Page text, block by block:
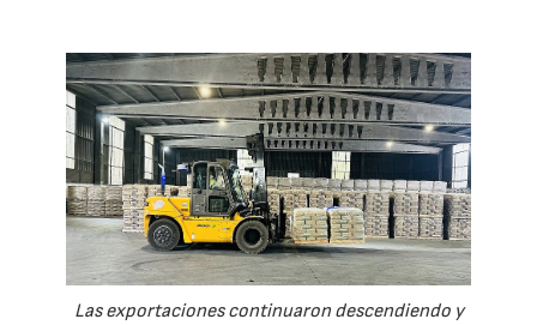
Las exportaciones continuaron descendiendo y